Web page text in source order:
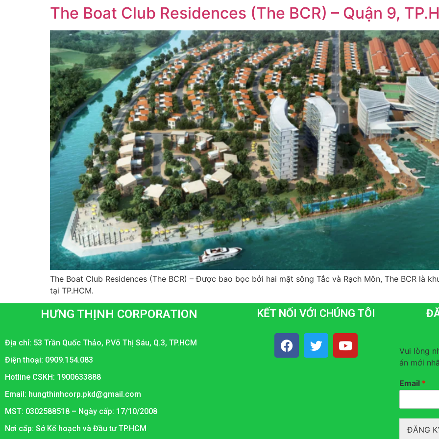
The Boat Club Residences (The BCR) – Quận 9,
The Boat Club Residences (The BCR) – Được bao bọc bởi hai mặt sông Tắc và Rạch Môn, The BCR là
tại TP.HCM.
HƯNG THỊNH CORPORATION
Địa chỉ: 53 Trần Quốc Thảo, P.Võ Thị Sáu, Q.3, TP.HCM
Điện thoại: 0909.154.083
Hotline CSKH: 1900633888
Email: hungthinhcorp.pkd@gmail.com
MST: 0302588518 – Ngày cấp: 17/10/2008
Nơi cấp: Sở Kế hoạch và Đầu tư TP.HCM
KẾT NỐI VỚI CHÚNG TÔI
Vui lòng
án mới
Email *
ĐĂNG